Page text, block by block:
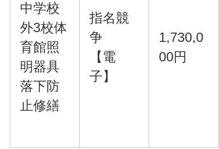
中学校
外3校体
育館照
明器具
落下防
止修繕
指名競
争
【電
子】
1,730,0
00円